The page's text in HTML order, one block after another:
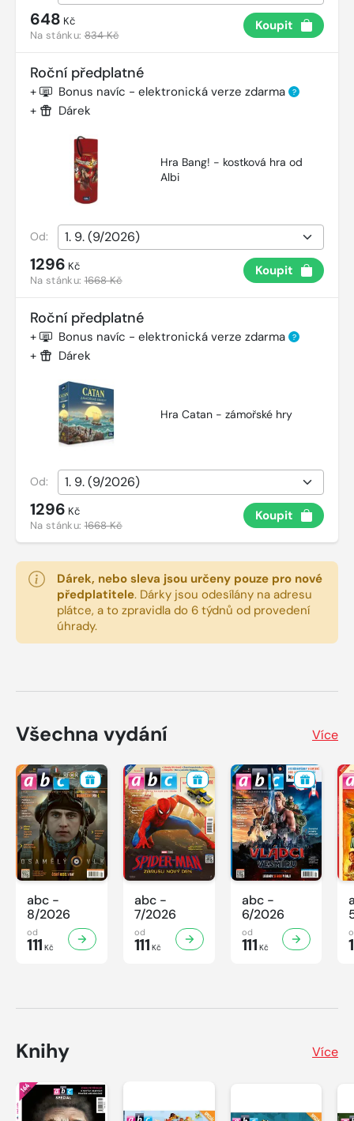
648 Kč
Na stánku:834 Kč
Koupit
Roční předplatné
+ Bonus navíc - elektronická verze zdarma ?
+ Dárek
Hra Bang! - kostková hra od
Albi
Od:
1296 Kč
Na stánku:1668 Kč
Koupit
Roční předplatné
+ Bonus navíc - elektronická verze zdarma ?
+ Dárek
Hra Catan - zámořské hry
Od:
1296 Kč
Na stánku:1668 Kč
Koupit
Dárek, nebo sleva jsou určeny pouze pro nové
předplatitele. Dárky jsou odesílány na adresu
plátce, a to zpravidla do 6 týdnů od provedení
úhrady.
Všechna vydání Více
abc -
8/2026
od
111 Kč
abc -
7/2026
od
111 Kč
abc -
6/2026
od
111 Kč
Knihy Více